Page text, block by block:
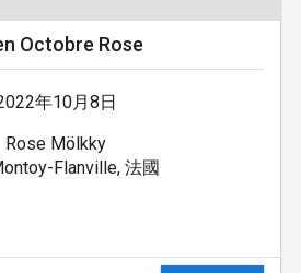
Octobre Rose
年10月8日
Rose Mölkky
Flanville, 法國